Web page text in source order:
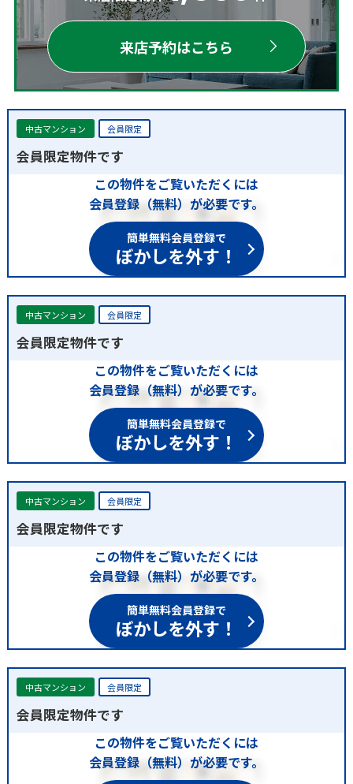
来店予約はこちら
中古マンション 会員限定
会員限定物件です
この物件をご覧いただくには
会員登録（無料）が必要です。
簡単無料会員登録で
ぼかしを外す！
中古マンション 会員限定
会員限定物件です
この物件をご覧いただくには
会員登録（無料）が必要です。
簡単無料会員登録で
ぼかしを外す！
中古マンション 会員限定
会員限定物件です
この物件をご覧いただくには
会員登録（無料）が必要です。
簡単無料会員登録で
ぼかしを外す！
中古マンション 会員限定
会員限定物件です
この物件をご覧いただくには
会員登録（無料）が必要です。